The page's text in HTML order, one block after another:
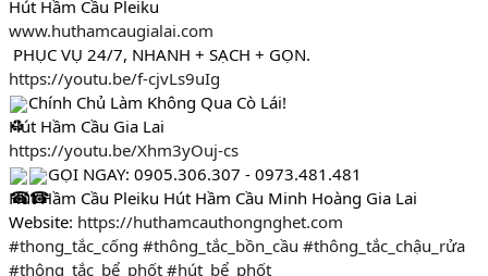
Hút Hầm Cầu Pleiku
www.huthamcaugialai.com
PHỤC VỤ 24/7, NHANH + SẠCH + GỌN.
https://youtu.be/f-cjvLs9uIg
Chính Chủ Làm Không Qua Cò Lái!
Hút Hầm Cầu Gia Lai
https://youtu.be/Xhm3yOuj-cs
GỌI NGAY: 0905.306.307 - 0973.481.481
Hút Hầm Cầu Pleiku Hút Hầm Cầu Minh Hoàng Gia Lai
Website: https://huthamcauthongnghet.com
#thong_tắc_cống #thông_tắc_bồn_cầu #thông_tắc_chậu_rửa
#thông_tắc_bể_phốt #hút_bể_phốt